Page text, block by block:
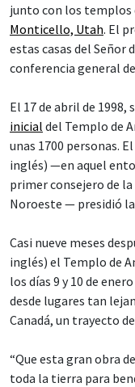
junto con los templos
Monticello, Utah. El
estas casas del
conferencia general
El 17 de abril de 1998,
inicial del Templo de
unas 1700 personas. El
inglés) —en aquel
primer consejero de
Noroeste — presidió
Casi nueve meses
inglés) el Templo de
los días 9 y 10 de
desde lugares tan
Canadá, un trayecto
“Que esta gran obra
toda la tierra para